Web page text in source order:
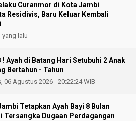
Curanmor di Kota Jambi
Residivis, Baru Keluar Kembali
yang lalu
! Ayah di Batang Hari Setubuhi 2 Anak
Bertahun - Tahun
06 Agustus 2026 - 20:22:24 WIB
Tetapkan Ayah Bayi 8 Bulan
Tersangka Dugaan Perdagangan